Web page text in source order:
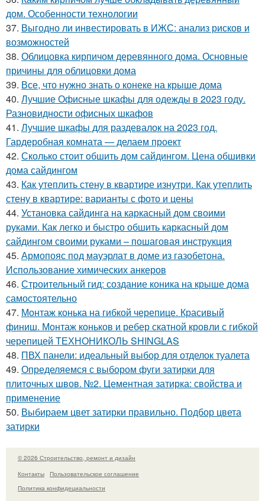
дом. Особенности технологии
37. Выгодно ли инвестировать в ИЖС: анализ рисков и
возможностей
38. Облицовка кирпичом деревянного дома. Основные
причины для облицовки дома
39. Все, что нужно знать о конеке на крыше дома
40. Лучшие Офисные шкафы для одежды в 2023 году.
Разновидности офисных шкафов
41. Лучшие шкафы для раздевалок на 2023 год.
Гардеробная комната — делаем проект
42. Сколько стоит обшить дом сайдингом. Цена обшивки
дома сайдингом
43. Как утеплить стену в квартире изнутри. Как утеплить
стену в квартире: варианты с фото и цены
44. Установка сайдинга на каркасный дом своими
руками. Как легко и быстро обшить каркасный дом
сайдингом своими руками – пошаговая инструкция
45. Армопояс под мауэрлат в доме из газобетона.
Использование химических анкеров
46. Строительный гид: создание коника на крыше дома
самостоятельно
47. Монтаж конька на гибкой черепице. Красивый
финиш. Монтаж коньков и ребер скатной кровли с гибкой
черепицей ТЕХНОНИКОЛЬ SHINGLAS
48. ПВХ панели: идеальный выбор для отделок туалета
49. Определяемся с выбором фуги затирки для
плиточных швов. №2. Цементная затирка: свойства и
применение
50. Выбираем цвет затирки правильно. Подбор цвета
затирки
© 2026 Строительство, ремонт и дизайн
Контакты
Пользовательское соглашение
Политика конфидециальности